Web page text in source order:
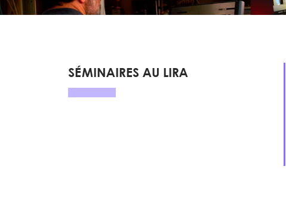
SÉMINAIRES AU LIRA